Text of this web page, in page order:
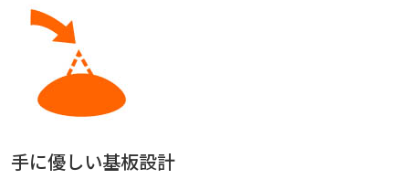
手に優しい基板設計